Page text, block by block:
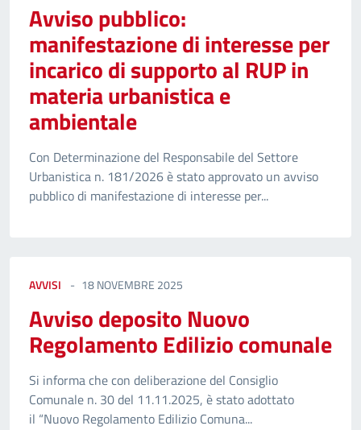
Avviso pubblico:
manifestazione di interesse per
incarico di supporto al RUP in
materia urbanistica e
ambientale
Con Determinazione del Responsabile del Settore
Urbanistica n. 181/2026 è stato approvato un avviso
pubblico di manifestazione di interesse per...
AVVISI 18 NOVEMBRE 2025
Avviso deposito Nuovo
Regolamento Edilizio comunale
Si informa che con deliberazione del Consiglio
Comunale n. 30 del 11.11.2025, è stato adottato
il “Nuovo Regolamento Edilizio Comuna...